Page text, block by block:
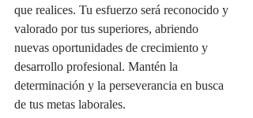
que realices. Tu esfuerzo será reconocido y
valorado por tus superiores, abriendo
nuevas oportunidades de crecimiento y
desarrollo profesional. Mantén la
determinación y la perseverancia en busca
de tus metas laborales.